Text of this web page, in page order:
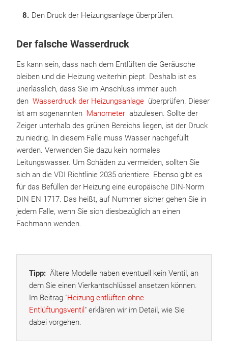
Den Druck der Heizungsanlage überprüfen.
Der falsche Wasserdruck
Es kann sein, dass nach dem Entlüften die Geräusche
bleiben und die Heizung weiterhin piept. Deshalb ist es
unerlässlich, dass Sie im Anschluss immer auch
den Wasserdruck der Heizungsanlage überprüfen. Dieser
ist am sogenannten Manometer abzulesen. Sollte der
Zeiger unterhalb des grünen Bereichs liegen, ist der Druck
zu niedrig. In diesem Falle muss Wasser nachgefüllt
werden. Verwenden Sie dazu kein normales
Leitungswasser. Um Schäden zu vermeiden, sollten Sie
sich an die VDI Richtlinie 2035 orientiere. Ebenso gibt es
für das Befüllen der Heizung eine europäische DIN-Norm
DIN EN 1717. Das heißt, auf Nummer sicher gehen Sie in
jedem Falle, wenn Sie sich diesbezüglich an einen
Fachmann wenden.
Tipp: Ältere Modelle haben eventuell kein Ventil, an
dem Sie einen Vierkantschlüssel ansetzen können.
Im Beitrag "Heizung entlüften ohne
Entlüftungsventil " erklären wir im Detail, wie Sie
dabei vorgehen.